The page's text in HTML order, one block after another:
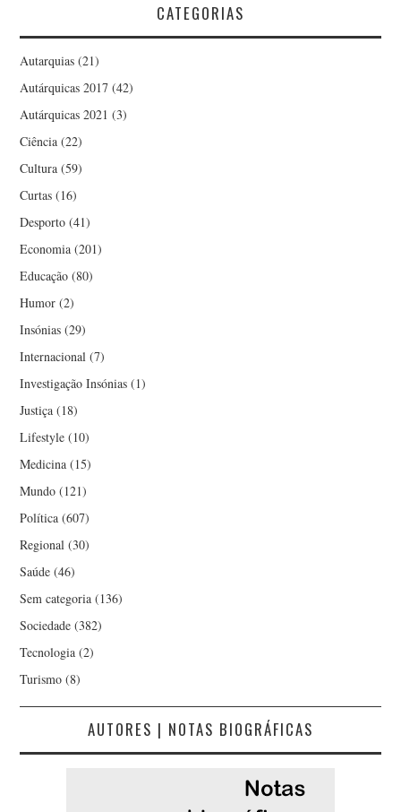
CATEGORIAS
Autarquias (21)
Autárquicas 2017 (42)
Autárquicas 2021 (3)
Ciência (22)
Cultura (59)
Curtas (16)
Desporto (41)
Economia (201)
Educação (80)
Humor (2)
Insónias (29)
Internacional (7)
Investigação Insónias (1)
Justiça (18)
Lifestyle (10)
Medicina (15)
Mundo (121)
Política (607)
Regional (30)
Saúde (46)
Sem categoria (136)
Sociedade (382)
Tecnologia (2)
Turismo (8)
AUTORES | NOTAS BIOGRÁFICAS